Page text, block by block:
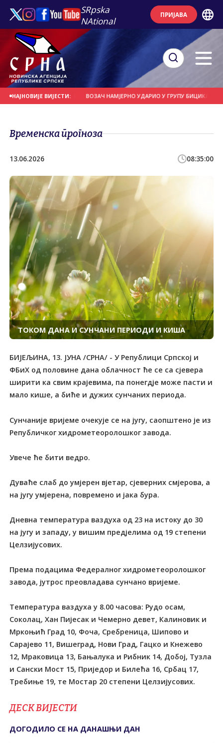
SRpska
NAtional
ПРИЈАВА
НАЈНОВИЈЕ ВИЈЕСТИ:
НА ДАНАШЊИ ДАН ВОЗАЧ НАМЈЕРНО УДАРИО У ГРУПУ БИЦИКЛИСТА
Временска прогноза
13.06.2026 08:35:00
ТОКОМ ДАНА И СУНЧАНИ ПЕРИОДИ И КИША
БИЈЕЉИНА, 13. ЈУНА /СРНА/ - У Републици Српској и
ФБиХ од половине дана облачност ће се са сјевера
ширити ка свим крајевима, па понегдје може пасти и
мало кише, а биће и дужих сунчаних периода.
Сунчаније вријеме очекује се на југу, саопштено је из
Републичког хидрометеоролошког завода.
Увече ће бити ведро.
Дуваће слаб до умјерен вјетар, сјеверних смјерова, а
на југу умјерена, повремено и јака бура.
Дневна температура ваздуха од 23 на истоку до 30
на југу и западу, у вишим предјелима од 19 степени
Целзијусових.
Према подацима Федералног хидрометеоролошког
завода, јутрос преовладава сунчано вријеме.
Температура ваздуха у 8.00 часова: Рудо осам,
Соколац, Хан Пијесак и Чемерно девет, Калиновик и
Мркоњић Град 10, Фоча, Сребреница, Шипово и
Сарајево 11, Вишеград, Нови Град, Гацко и Кнежево
12, Мраковица 13, Бањалука и Рибник 14, Добој, Тузла
и Сански Мост 15, Приједор и Билећа 16, Србац 17,
Требиње 19, те Мостар 20 степени Целзијусових.
ДЕСК ВИЈЕСТИ
ДОГОДИЛО СЕ НА ДАНАШЊИ ДАН